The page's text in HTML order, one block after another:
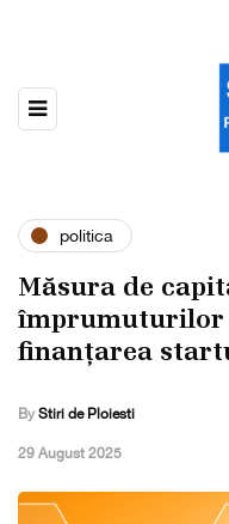
politica
Măsura de
împrumuturilor
finanțarea
By Stiri de Ploiesti
,29 August 2025